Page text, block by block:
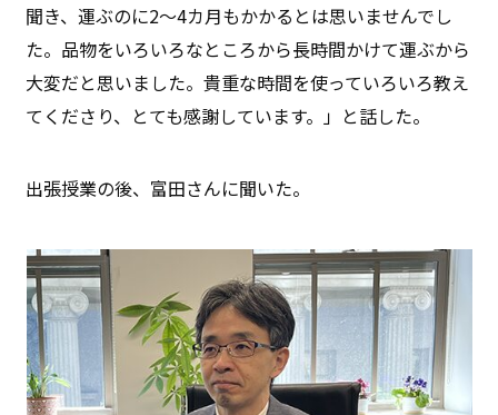
聞き、運ぶのに2〜4カ月もかかるとは思いませんでし
た。品物をいろいろなところから長時間かけて運ぶから
大変だと思いました。貴重な時間を使っていろいろ教え
てくださり、とても感謝しています。」と話した。
出張授業の後、富田さんに聞いた。